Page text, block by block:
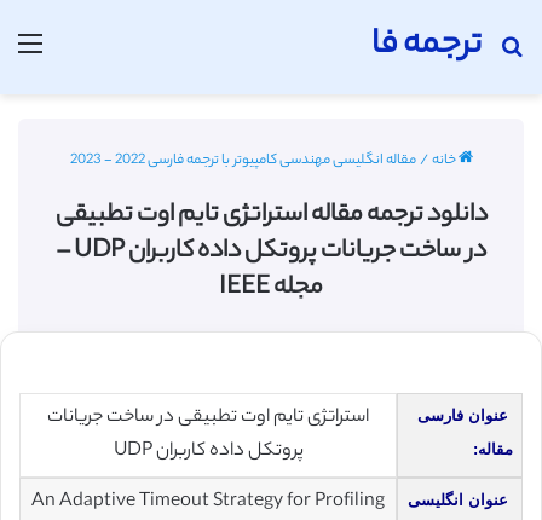
ترجمه فا
جستجو برای
خانه/مقاله انگلیسی مهندسی کامپیوتر با ترجمه فارسی 2022 - 2023
دانلود ترجمه مقاله استراتژی تایم اوت تطبیقی
در ساخت جریانات پروتکل داده کاربران UDP –
مجله IEEE
عنوان فارسی
مقاله:
استراتژی تایم اوت تطبیقی در ساخت جریانات
پروتکل داده کاربران UDP
عنوان انگلیسی
An Adaptive Timeout Strategy for Profiling